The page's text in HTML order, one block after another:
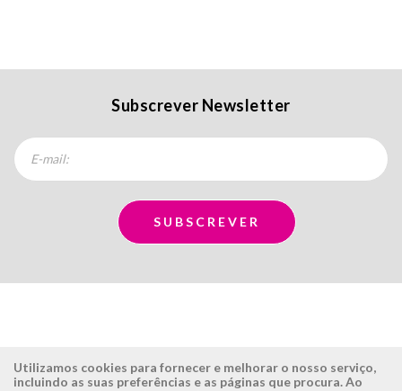
Subscrever Newsletter
Utilizamos cookies para fornecer e melhorar o nosso serviço,
incluindo as suas preferências e as páginas que procura. Ao